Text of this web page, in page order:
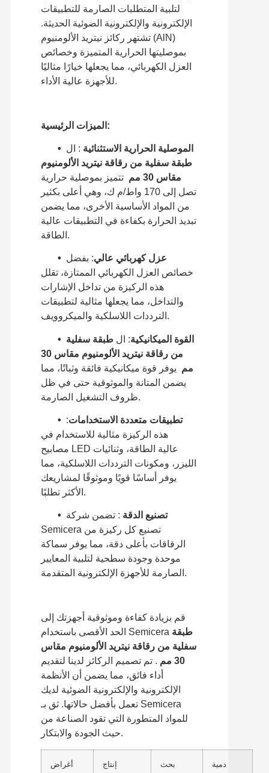
لتلبية المتطلبات الصارمة للتطبيقات
الإلكترونية والإلكترونية الضوئية الحديثة.
تشتهر ركائز نيتريد الألومنيوم (AlN)
بموصليتها الحرارية المتميزة وخصائص
العزل الكهربائي، مما يجعلها خيارًا مثاليًا
للأجهزة عالية الأداء.
الميزات الرئيسية:
• الموصلية الحرارية الاستثنائية : ال
طبقة سفلية من رقاقة نيتريد الألومنيوم
مقاس 30 مم
تتميز بموصلية حرارية
تصل إلى 170 واط/م ك، وهي أعلى بكثير
من المواد الأساسية الأخرى، مما يضمن
تبديد الحرارة بكفاءة في التطبيقات عالية
الطاقة.
• عزل كهربائي عالي: بفضل
خصائص العزل الكهربائي الممتازة، تقلل
هذه الركيزة من تداخل الإشارات
والتداخل، مما يجعلها مثالية لتطبيقات
الترددات اللاسلكية والميكروويف.
• القوة الميكانيكية: الطبقة سفلية
من رقاقة نيتريد الألومنيوم مقاس 30
مم يوفر قوة ميكانيكية فائقة وثباتًا، مما
يضمن المتانة والموثوقية حتى في ظل
ظروف التشغيل الصارمة.
• تطبيقات متعددة الاستخدامات:
هذه الركيزة مثالية للاستخدام في
مصابيح LED عالية الطاقة، وثنائيات
الليزر، ومكونات الترددات اللاسلكية، مما
يوفر أساسًا قويًا وموثوقًا لمشاريعك
الأكثر تطلبًا.
• تصنيع الدقة : تضمن شركة
Semicera تصنيع كل ركيزة من
الرقاقات بأعلى دقة، مما يوفر سماكة
موحدة وجودة سطحية لتلبية المعايير
الصارمة للأجهزة الإلكترونية المتقدمة.
قم بزيادة كفاءة وموثوقية أجهزتك إلى
الحد الأقصى باستخدام Semicera طبقة
سفلية من رقاقة نيتريد الألومنيوم مقاس
30 مم
. تم تصميم الركائز لدينا لتقديم
أداء فائق، مما يضمن أن الأنظمة
الإلكترونية والإلكترونية الضوئية لديك
تعمل بأفضل حالاتها. ثق بـ Semicera
للمواد المتطورة التي تقود الصناعة من
حيث الجودة والابتكار.
أغراض إنتاج بحث دمية